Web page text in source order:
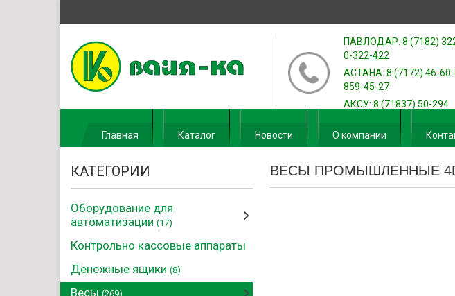
ПАВЛОДАР: 8 (7182)
0-322-422
АСТАНА: 8 (7172) 46-60-
859-45-27
АКСУ: 8 (71837) 50-294
Главная Каталог Новости О компании
КАТЕГОРИИ
Оборудование для
автоматизации (17)
Контрольно кассовые аппараты
Денежные ящики (8)
Весы (269)
ВЕСЫ ПРОМЫШЛЕННЫЕ